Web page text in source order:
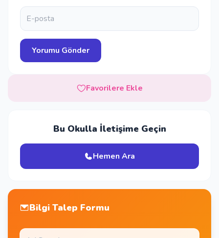
Favorilere Ekle
Bu Okulla İletişime Geçin
Hemen Ara
Bilgi Talep Formu